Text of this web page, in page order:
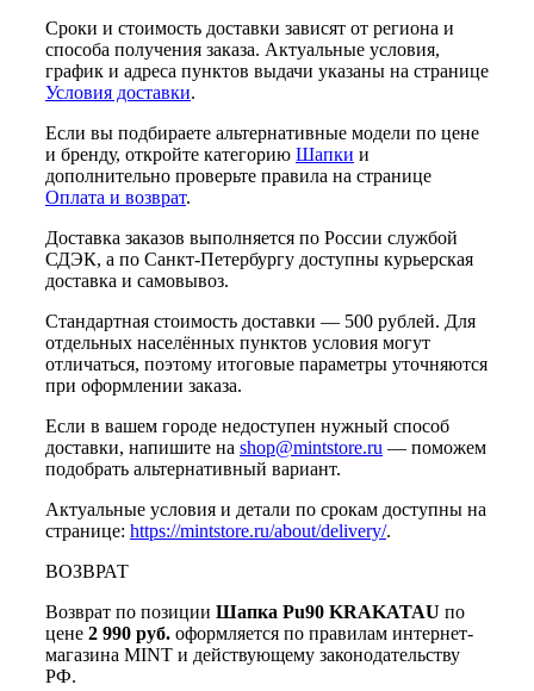
Сроки и стоимость доставки зависят от региона и
способа получения заказа. Актуальные условия,
график и адреса пунктов выдачи указаны на странице
Условия доставки.
Если вы подбираете альтернативные модели по цене
и бренду, откройте категорию Шапки и
дополнительно проверьте правила на странице
Оплата и возврат.
Доставка заказов выполняется по России службой
СДЭК, а по Санкт-Петербургу доступны курьерская
доставка и самовывоз.
Стандартная стоимость доставки — 500 рублей. Для
отдельных населённых пунктов условия могут
отличаться, поэтому итоговые параметры уточняются
при оформлении заказа.
Если в вашем городе недоступен нужный способ
доставки, напишите на shop@mintstore.ru — поможем
подобрать альтернативный вариант.
Актуальные условия и детали по срокам доступны на
странице: https://mintstore.ru/about/delivery/.
ВОЗВРАТ
Возврат по позиции Шапка Pu90 KRAKATAU по
цене 2 990 руб. оформляется по правилам интернет-
магазина MINT и действующему законодательству
РФ.